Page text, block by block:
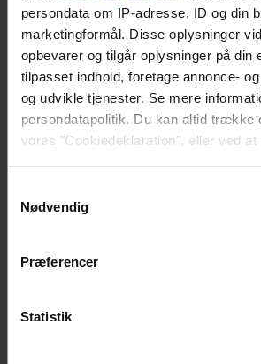
persondata om IP-adresse, ID og din
marketingformål. Disse oplysninger
opbevarer og tilgår oplysninger på din
tilpasset indhold, foretage annonce-
og udvikle tjenester. Se mere
persondatapolitik. Du kan altid
vores "Cookiedeklaration", eller ved
Vi anvender egne cookies og cookies
generere statistik og huske dine
Nødvendig
Præferencer
Statistik
Jesper Buch afslører ukendt
tidspunkt var der en skillevej"